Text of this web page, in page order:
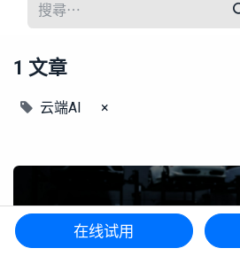
1 文章
云端AI ×
在线试用